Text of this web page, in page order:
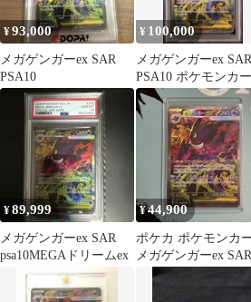
¥93,000
メガゲンガーex SAR
PSA10
¥ 100,000
メガゲンガーex SAR
PSA10 ポケモンカ
¥89,999
メガゲンガーex SAR
psa10MEGAドリームex
¥44,900
ポケカ ポケモンカ
メガゲンガーex SAR
240/193